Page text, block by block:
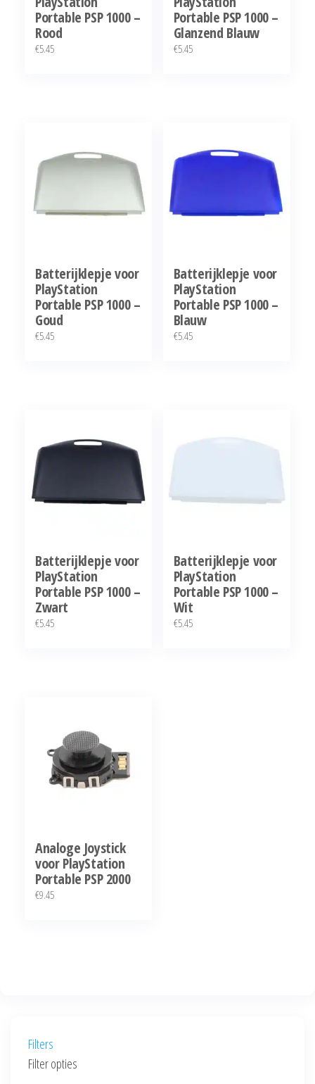
Portable PSP 1000 –
Rood
€5.45
Portable PSP 1000 –
Glanzend Blauw
€5.45
Batterijklepje voor
PlayStation
Portable PSP 1000 –
Goud
€5.45
Batterijklepje voor
PlayStation
Portable PSP 1000 –
Blauw
€5.45
Batterijklepje voor
PlayStation
Portable PSP 1000 –
Zwart
€5.45
Batterijklepje voor
PlayStation
Portable PSP 1000 –
Wit
€5.45
Analoge Joystick
voor PlayStation
Portable PSP 2000
€9.45
Filters
Filter opties